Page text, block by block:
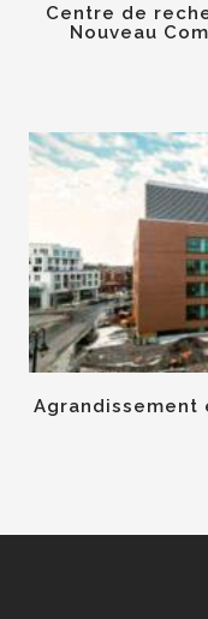
Centre de
Nouveau
Agrandissement